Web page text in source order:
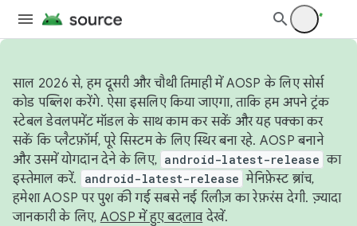
साल 2026 से, हम दूसरी और चौथी तिमाही में AOSP के लिए सोर्स
कोड पब्लिश करेंगे. ऐसा इसलिए किया जाएगा, ताकि हम अपने ट्रंक
स्टेबल डेवलपमेंट मॉडल के साथ काम कर सकें और यह पक्का कर
सकें कि प्लैटफ़ॉर्म, पूरे सिस्टम के लिए स्थिर बना रहे. AOSP बनाने
और उसमें योगदान देने के लिए, android-latest-release का
इस्तेमाल करें.
android-latest-release मेनिफ़ेस्ट ब्रांच,
हमेशा AOSP पर पुश की गई सबसे नई रिलीज़ का रेफ़रंस देगी. ज़्यादा
जानकारी के लिए, AOSP में हुए बदलावदेखें.